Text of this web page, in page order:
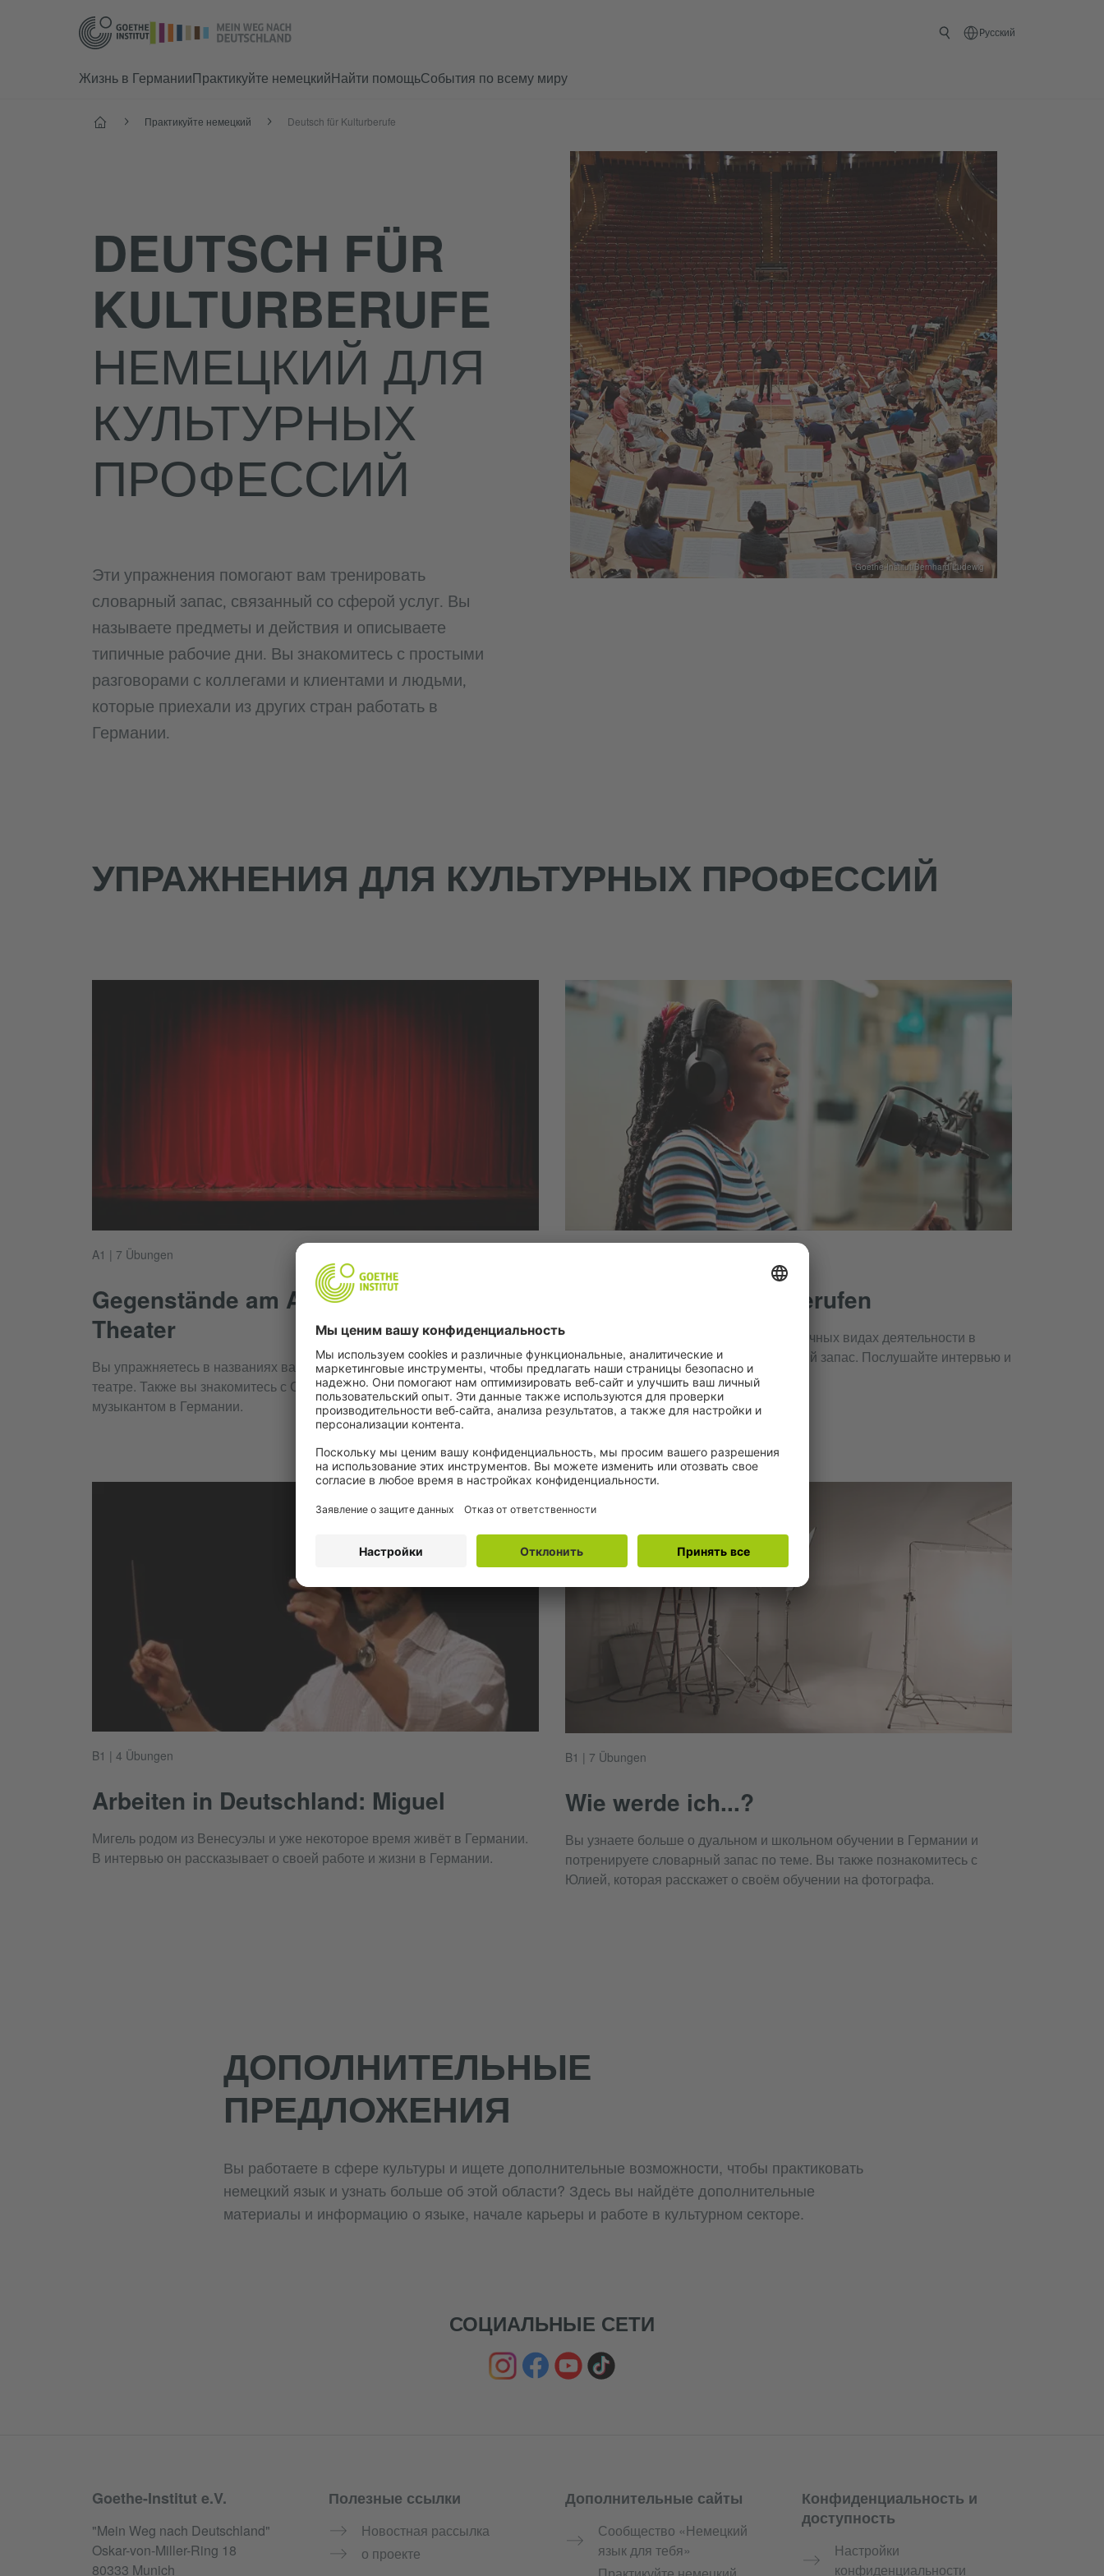
Pусский
Жизнь в ГерманииПрактикуйте немецкийНайти помощьСобытия по всему миру
Старт Практикуйте немецкий Deutsch für Kulturberufe
DEUTSCH FÜR
KULTURBERUFE
НЕМЕЦКИЙ ДЛЯ
КУЛЬТУРНЫХ
ПРОФЕССИЙ
Goethe-Institut/Bernhard Ludewig
Эти упражнения помогают вам тренировать
словарный запас, связанный со сферой услуг. Вы
называете предметы и действия и описываете
типичные рабочие дни. Вы знакомитесь с простыми
разговорами с коллегами и клиентами и людьми,
которые приехали из других стран работать в
Германии.
УПРАЖНЕНИЯ ДЛЯ КУЛЬТУРНЫХ ПРОФЕССИЙ
A1 | 7 Übungen
Gegenstände am Arbeitsplatz: Im
Theater
Вы упражняетесь в названиях важных предметов на рабочем месте в
театре. Также вы знакомитесь с Сарой из Швеции, которая работает
музыкантом в Германии.
Tätigkeiten in Kulturberufen
В этих упражнениях вы узнаёте о различных видах деятельности в
сфере культуры и тренируете словарный запас. Послушайте интервью и
потренируйте аудирование.
B1 | 4 Übungen
Arbeiten in Deutschland: Miguel
Мигель родом из Венесуэлы и уже некоторое время живёт в Германии.
В интервью он рассказывает о своей работе и жизни в Германии.
B1 | 7 Übungen
Wie werde ich...?
Вы узнаете больше о дуальном и школьном обучении в Германии и
потренируете словарный запас по теме. Вы также познакомитесь с
Юлией, которая расскажет о своём обучении на фотографа.
ДОПОЛНИТЕЛЬНЫЕ
ПРЕДЛОЖЕНИЯ
Вы работаете в сфере культуры и ищете дополнительные возможности, чтобы практиковать
немецкий язык и узнать больше об этой области? Здесь вы найдёте дополнительные
материалы и информацию о языке, начале карьеры и работе в культурном секторе.
СОЦИАЛЬНЫЕ СЕТИ
Service- und Informationsbereich
Goethe-Institut e.V.
"Mein Weg nach Deutschland"
Oskar-von-Miller-Ring 18
80333 Munich
Полезные ссылки
Новостная рассылка
о проекте
Дополнительные сайты
Сообщество «Немецкий
язык для тебя»
Конфиденциальность и
доступность
Настройки
конфиденциальности